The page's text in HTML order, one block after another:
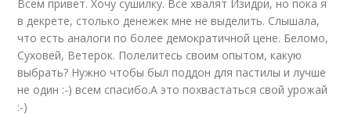
Всем привет. Хочу сушилку. Все хвалят Изидри, но пока я
в декрете, столько денежек мне не выделить. Слышала,
что есть аналоги по более демократичной цене. Беломо,
Суховей, Ветерок. Полелитесь своим опытом, какую
выбрать? Нужно чтобы был поддон для пастилы и лучше
не один :-) всем спасибо.А это похвастаться свой урожай
:-)